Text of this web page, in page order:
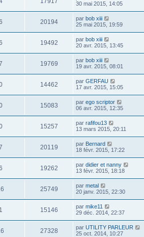
30 mai 2015, 14:05
20194 par bob xiii
25 mai 2015, 19:59
19492 par bob xiii
20 avr. 2015, 13:45
19769 par bob xiii
19 avr. 2015, 08:01
14462 par GERFAU
17 avr. 2015, 15:05
15083 par ego scriptor
06 avr. 2015, 12:35
15257 par rafifou13
13 mars 2015, 20:11
20119 par Bernard
18 févr. 2015, 17:22
19262 par didier et nanny
13 févr. 2015, 18:18
25749 par metal
20 janv. 2015, 22:30
1 15146 par mike11
29 déc. 2014, 22:37
27328 par UTILITY PARLEUR
25 oct. 2014, 10:27